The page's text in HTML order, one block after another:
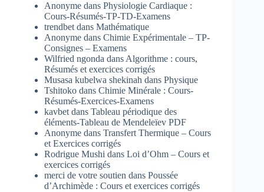
Anonyme dans Physiologie Cardiaque :
Cours-Résumés-TP-TD-Examens
trendbet dans Mathématique
Anonyme dans Chimie Expérimentale – TP-
Consignes – Examens
Wilfried ngonda dans Algorithme : cours,
Résumés et exercices corrigés
Musasa kubelwa shekinah dans Physique
Tshitoko dans Chimie Minérale : Cours-
Résumés-Exercices-Examens
kavbet dans Tableau périodique des
éléments-Tableau de Mendeleïev PDF
Anonyme dans Transfert Thermique – Cours
et Exercices corrigés
Rodrigue Mushi dans Loi d’Ohm – Cours et
exercices corrigés
merci de votre soutien dans Poussée
d’Archimède : Cours et exercices corrigés